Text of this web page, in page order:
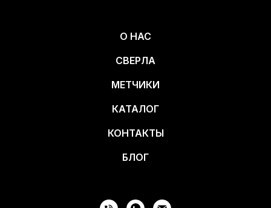
О НАС
СВЕРЛА
МЕТЧИКИ
КАТАЛОГ
КОНТАКТЫ
БЛОГ